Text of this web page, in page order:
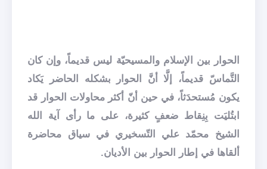
الحوار بين الإسلام والمسيحيّة ليس قديماً، وإن كان
التَّماسّ قديماً، إلَّا أنَّ الحوار بشكله الحاضر يَكاد
يكون مُستحدَثاً، في حين أنّ أكثر محاولات الحوار قد
ابتُليَت بِنِقاط ضعفٍ كثيرة، على ما رأى آية الله
الشيخ محمّد علي التّسخيري في سياق محاضرة
ألقاها في إطار الحوار بين الأديان.